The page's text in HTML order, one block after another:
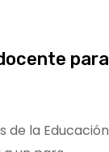
para
de la Educación